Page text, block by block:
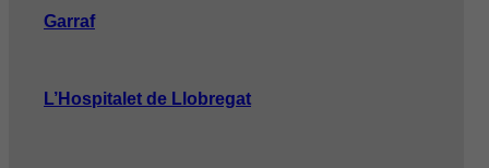
Garraf
L’Hospitalet de Llobregat